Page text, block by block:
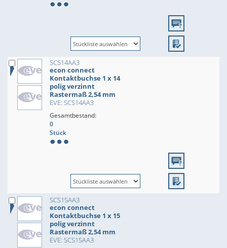
SCS14AA3
econ connect
Kontaktbuchse 1 x 14
polig verzinnt
Rastermaß 2,54 mm
EVE: SCS14AA3
Gesamtbestand:
0
Stück
SCS15AA3
econ connect
Kontaktbuchse 1 x 15
polig verzinnt
Rastermaß 2,54 mm
EVE: SCS15AA3